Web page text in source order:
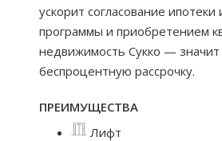
ускорит согласование
программы и приобретением
недвижимость Сукко —
беспроцентную рассрочку.
ПРЕИМУЩЕСТВА
Лифт